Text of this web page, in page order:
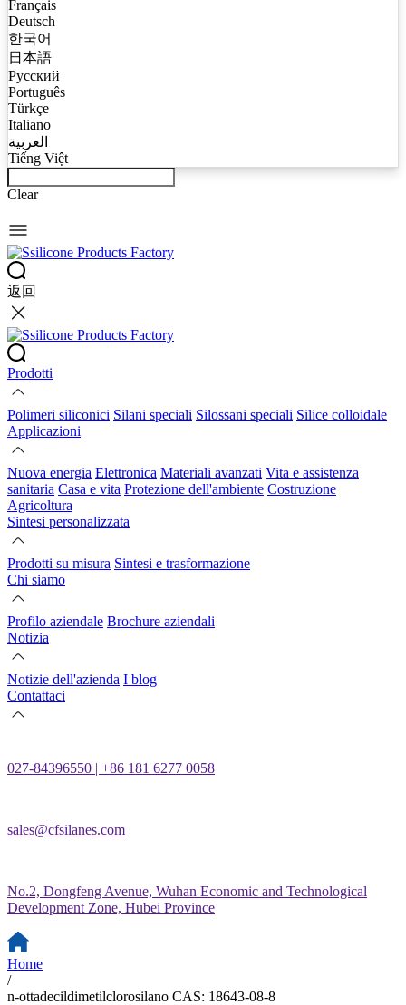
Français
Deutsch
한국어
日本語
Русский
Português
Türkçe
Italiano
العربية
Tiếng Việt
Clear
返回
Prodotti
Polimeri siliconici Silani speciali Silossani speciali Silice colloidale
Applicazioni
Nuova energia Elettronica Materiali avanzati Vita e assistenza
sanitaria Casa e vita Protezione dell'ambiente Costruzione
Agricoltura
Sintesi personalizzata
Prodotti su misura Sintesi e trasformazione
Chi siamo
Profilo aziendale Brochure aziendali
Notizia
Notizie dell'azienda I blog
Contattaci
027-84396550 | +86 181 6277 0058
sales@cfsilanes.com
No.2, Dongfeng Avenue, Wuhan Economic and Technological
Development Zone, Hubei Province
Home
/
n-ottadecildimetilclorosilano CAS: 18643-08-8